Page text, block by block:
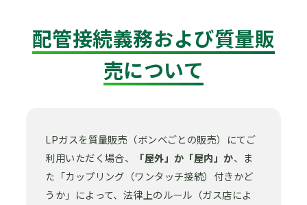
配管接続義務および質量販
売について
LPガスを質量販売（ボンベごとの販売）にてご
利用いただく場合、
「屋外」か「屋内」か、ま
た「カップリング（ワンタッチ接続）付きかど
うか」によって、法律上のルール（ガス店によ